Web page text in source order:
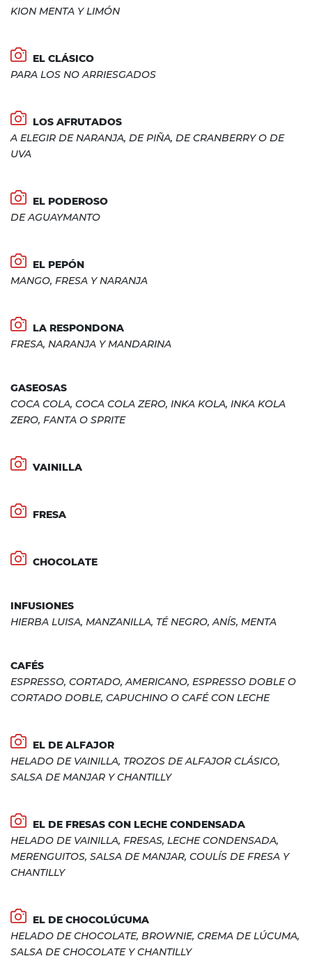
KION MENTA Y LIMÓN
EL CLÁSICO
PARA LOS NO ARRIESGADOS
LOS AFRUTADOS
A ELEGIR DE NARANJA, DE PIÑA, DE CRANBERRY O DE
UVA
EL PODEROSO
DE AGUAYMANTO
EL PEPÓN
MANGO, FRESA Y NARANJA
LA RESPONDONA
FRESA, NARANJA Y MANDARINA
GASEOSAS
COCA COLA, COCA COLA ZERO, INKA KOLA, INKA KOLA
ZERO, FANTA O SPRITE
VAINILLA
FRESA
CHOCOLATE
INFUSIONES
HIERBA LUISA, MANZANILLA, TÉ NEGRO, ANÍS, MENTA
CAFÉS
ESPRESSO, CORTADO, AMERICANO, ESPRESSO DOBLE O
CORTADO DOBLE, CAPUCHINO O CAFÉ CON LECHE
EL DE ALFAJOR
HELADO DE VAINILLA, TROZOS DE ALFAJOR CLÁSICO,
SALSA DE MANJAR Y CHANTILLY
EL DE FRESAS CON LECHE CONDENSADA
HELADO DE VAINILLA, FRESAS, LECHE CONDENSADA,
MERENGUITOS, SALSA DE MANJAR, COULÍS DE FRESA Y
CHANTILLY
EL DE CHOCOLÚCUMA
HELADO DE CHOCOLATE, BROWNIE, CREMA DE LÚCUMA,
SALSA DE CHOCOLATE Y CHANTILLY